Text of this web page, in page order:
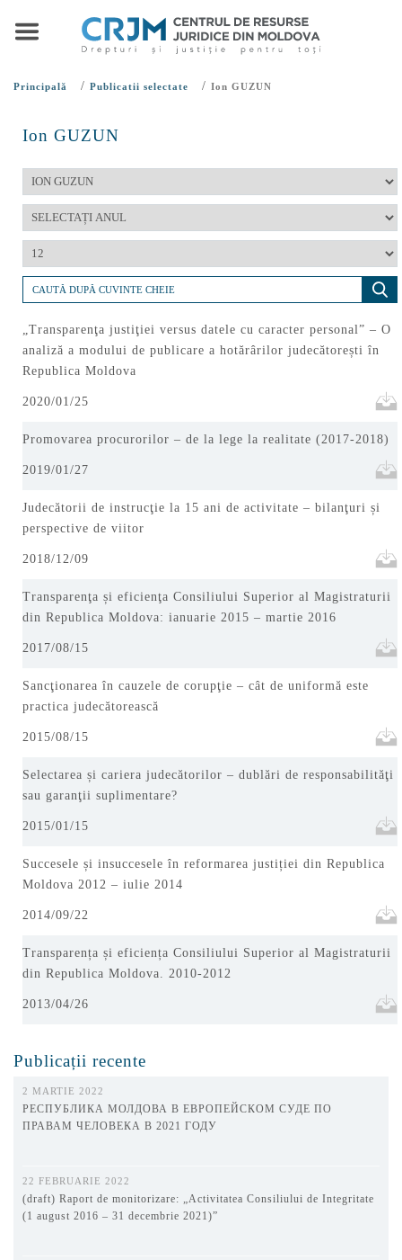
Principală / Publicatii selectate / Ion GUZUN
Ion GUZUN
„Transparenţa justiţiei versus datele cu caracter personal” – O
analiză a modului de publicare a hotărârilor judecătorești în
Republica Moldova
2020/01/25
Promovarea procurorilor – de la lege la realitate (2017-2018)
2019/01/27
Judecătorii de instrucţie la 15 ani de activitate – bilanţuri și
perspective de viitor
2018/12/09
Transparenţa și eficienţa Consiliului Superior al Magistraturii
din Republica Moldova: ianuarie 2015 – martie 2016
2017/08/15
Sancţionarea în cauzele de corupţie – cât de uniformă este
practica judecătorească
2015/08/15
Selectarea și cariera judecătorilor – dublări de responsabilităţi
sau garanţii suplimentare?
2015/01/15
Succesele și insuccesele în reformarea justiției din Republica
Moldova 2012 – iulie 2014
2014/09/22
Transparența și eficiența Consiliului Superior al Magistraturii
din Republica Moldova. 2010-2012
2013/04/26
Publicații recente
2 MARTIE 2022
РЕСПУБЛИКА МОЛДОВА В ЕВРОПЕЙСКОМ СУДЕ ПО
ПРАВАМ ЧЕЛОВЕКА В 2021 ГОДУ
22 FEBRUARIE 2022
(draft) Raport de monitorizare: „Activitatea Consiliului de Integritate
(1 august 2016 – 31 decembrie 2021)”